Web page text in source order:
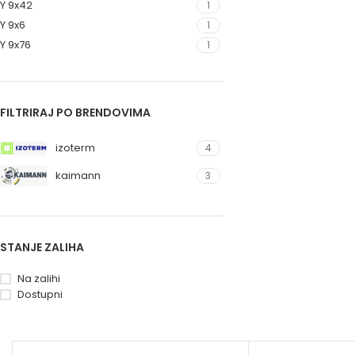
Y 9x42 1
Y 9x6 1
Y 9x76 1
FILTRIRAJ PO BRENDOVIMA
izoterm 4
kaimann 3
STANJE ZALIHA
Na zalihi
Dostupni